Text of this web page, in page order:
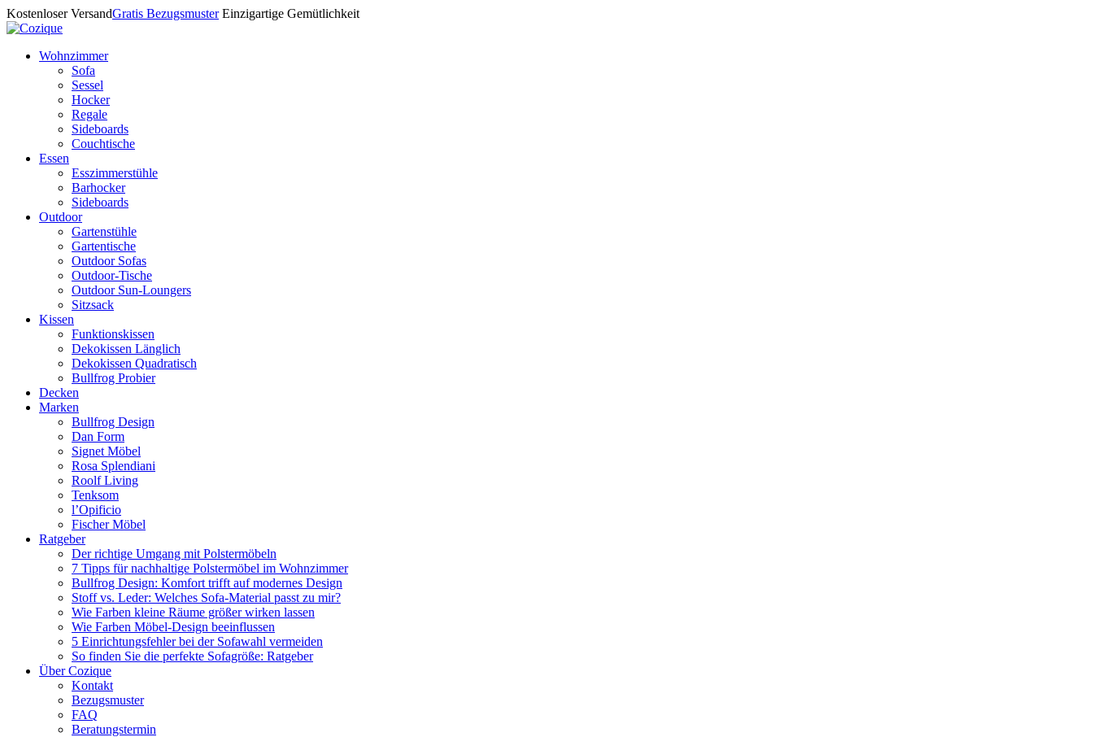
Kostenloser VersandGratis Bezugsmuster Einzigartige Gemütlichkeit
Wohnzimmer
Sofa
Sessel
Hocker
Regale
Sideboards
Couchtische
Essen
Esszimmerstühle
Barhocker
Sideboards
Outdoor
Gartenstühle
Gartentische
Outdoor Sofas
Outdoor-Tische
Outdoor Sun-Loungers
Sitzsack
Kissen
Funktionskissen
Dekokissen Länglich
Dekokissen Quadratisch
Bullfrog Probier
Decken
Marken
Bullfrog Design
Dan Form
Signet Möbel
Rosa Splendiani
Roolf Living
Tenksom
l’Opificio
Fischer Möbel
Ratgeber
Der richtige Umgang mit Polstermöbeln
7 Tipps für nachhaltige Polstermöbel im Wohnzimmer
Bullfrog Design: Komfort trifft auf modernes Design
Stoff vs. Leder: Welches Sofa-Material passt zu mir?
Wie Farben kleine Räume größer wirken lassen
Wie Farben Möbel-Design beeinflussen
5 Einrichtungsfehler bei der Sofawahl vermeiden
So finden Sie die perfekte Sofagröße: Ratgeber
Über Cozique
Kontakt
Bezugsmuster
FAQ
Beratungstermin